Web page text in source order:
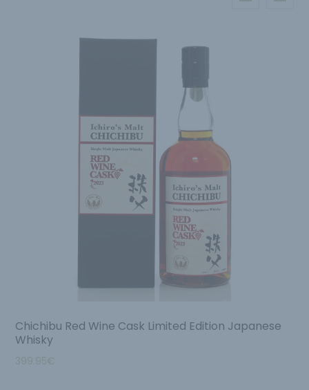
Chichibu Red Wine Cask Limited Edition Japanese
Whisky
399.95€